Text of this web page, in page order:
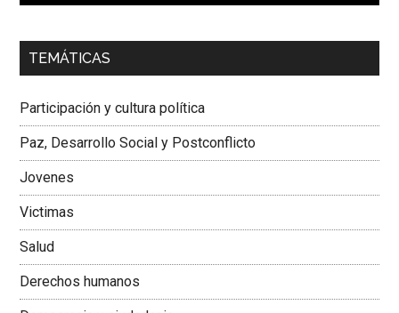
00:00 01:04
Dra. Carolina Corcho Mejía,Presidenta Corporación
Colombiana
TEMÁTICAS
Participación y cultura política
Paz, Desarrollo Social y Postconflicto
Jovenes
Victimas
Salud
Derechos humanos